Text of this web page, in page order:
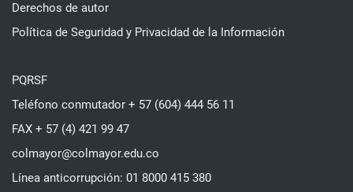
Derechos de autor
Política de Seguridad y Privacidad de la Información
PQRSF
Teléfono conmutador + 57 (604) 444 56 11
FAX + 57 (4) 421 99 47
colmayor@colmayor.edu.co
Línea anticorrupción: 01 8000 415 380